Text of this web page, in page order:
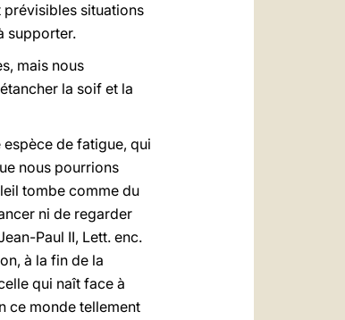
prévisibles situations
supporter.
mais nous
la soif et la
espèce de fatigue, qui
nous pourrions
tombe comme du
ni de regarder
Paul II, Lett. enc.
à la fin de la
qui naît face à
ce monde tellement